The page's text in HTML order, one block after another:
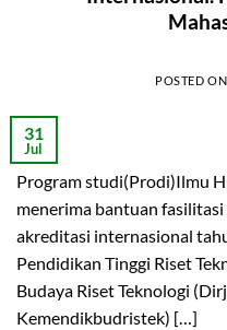
POSTED ON
31
Jul
Program studi(Prodi)Ilmu
menerima bantuan
akreditasi internasional
Pendidikan Tinggi Riset
Budaya Riset Teknologi
Kemendikbudristek) […]